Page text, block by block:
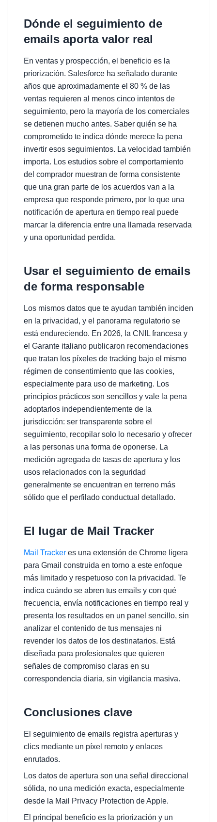
Dónde el seguimiento de
emails aporta valor real
En ventas y prospección, el beneficio es la
priorización. Salesforce ha señalado durante
años que aproximadamente el 80 % de las
ventas requieren al menos cinco intentos de
seguimiento, pero la mayoría de los comerciales
se detienen mucho antes. Saber quién se ha
comprometido te indica dónde merece la pena
invertir esos seguimientos. La velocidad también
importa. Los estudios sobre el comportamiento
del comprador muestran de forma consistente
que una gran parte de los acuerdos van a la
empresa que responde primero, por lo que una
notificación de apertura en tiempo real puede
marcar la diferencia entre una llamada reservada
y una oportunidad perdida.
Usar el seguimiento de emails
de forma responsable
Los mismos datos que te ayudan también inciden
en la privacidad, y el panorama regulatorio se
está endureciendo. En 2026, la CNIL francesa y
el Garante italiano publicaron recomendaciones
que tratan los píxeles de tracking bajo el mismo
régimen de consentimiento que las cookies,
especialmente para uso de marketing. Los
principios prácticos son sencillos y vale la pena
adoptarlos independientemente de la
jurisdicción: ser transparente sobre el
seguimiento, recopilar solo lo necesario y ofrecer
a las personas una forma de oponerse. La
medición agregada de tasas de apertura y los
usos relacionados con la seguridad
generalmente se encuentran en terreno más
sólido que el perfilado conductual detallado.
El lugar de Mail Tracker
Mail Tracker es una extensión de Chrome ligera
para Gmail construida en torno a este enfoque
más limitado y respetuoso con la privacidad. Te
indica cuándo se abren tus emails y con qué
frecuencia, envía notificaciones en tiempo real y
presenta los resultados en un panel sencillo, sin
analizar el contenido de tus mensajes ni
revender los datos de los destinatarios. Está
diseñada para profesionales que quieren
señales de compromiso claras en su
correspondencia diaria, sin vigilancia masiva.
Conclusiones clave
El seguimiento de emails registra aperturas y
clics mediante un píxel remoto y enlaces
enrutados.
Los datos de apertura son una señal direccional
sólida, no una medición exacta, especialmente
desde la Mail Privacy Protection de Apple.
El principal beneficio es la priorización y un